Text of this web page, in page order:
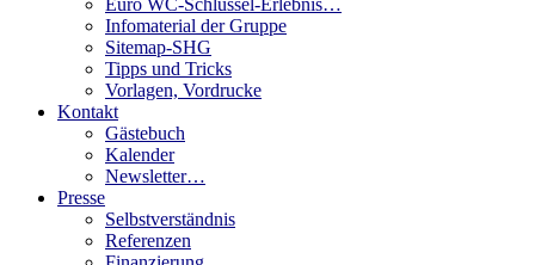
Infomaterial der Gruppe
Sitemap-SHG
Tipps und Tricks
Vorlagen, Vordrucke
Kontakt
Gästebuch
Kalender
Newsletter…
Presse
Selbstverständnis
Referenzen